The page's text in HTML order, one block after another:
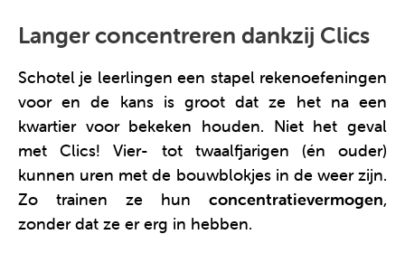
Langer concentreren dankzij Clics
Schotel je leerlingen een stapel rekenoefeningen
voor en de kans is groot dat ze het na een
kwartier voor bekeken houden. Niet het geval
met Clics! Vier- tot twaalfjarigen (én ouder)
kunnen uren met de bouwblokjes in de weer zijn.
Zo trainen ze hun concentratievermogen,
zonder dat ze er erg in hebben.